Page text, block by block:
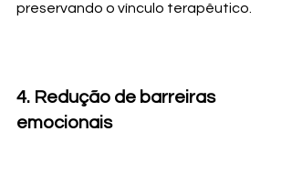
preservando o vínculo terapêutico.
4. Redução de barreiras
emocionais